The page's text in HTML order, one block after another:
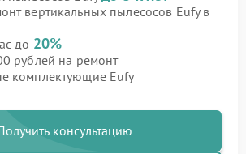
вертикальных пылесосов Eufy в
до 20%
рублей на ремонт
комплектующие Eufy
консультацию